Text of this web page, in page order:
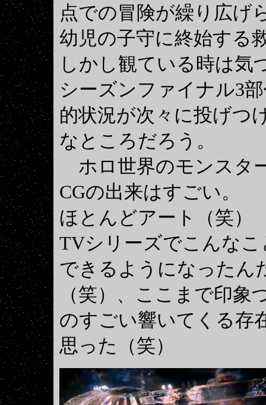
点での冒険が繰り広げ
幼児の子守に終始する
しかし観ている時は気
シーズンファイナル3
的状況が次々に投げつ
なところだろう。
ホロ世界のモンスタ
CGの出来はすごい。
ほとんどアート（笑）
TVシリーズでこんなこ
できるようになったん
（笑）、ここまで印
のすごい響いてくる存
思った（笑）